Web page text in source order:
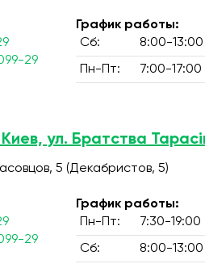
29
График работы:
Сб:
8:00-13:00
Пн-Пт: 7:00-17:00
ул. Братства
5 (Декабристов, 5)
29
График работы:
Пн-Пт:
7:30-19:00
Сб: 8:00-13:00